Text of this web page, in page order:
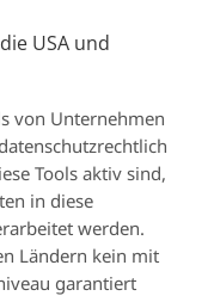
USA und
von Unternehmen
Tools aktiv sind,
in diese
werden.
Ländern kein mit
garantiert